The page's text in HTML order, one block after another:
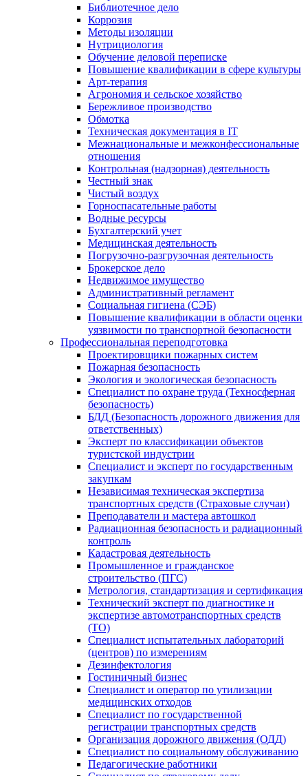
Библиотечное дело
Коррозия
Методы изоляции
Нутрициология
Обучение деловой переписке
Повышение квалификации в сфере культуры
Арт-терапия
Агрономия и сельское хозяйство
Бережливое производство
Обмотка
Техническая документация в IT
Межнациональные и межконфессиональные
отношения
Контрольная (надзорная) деятельность
Честный знак
Чистый воздух
Горноспасательные работы
Водные ресурсы
Бухгалтерский учет
Медицинская деятельность
Погрузочно-разгрузочная деятельность
Брокерское дело
Недвижимое имущество
Административный регламент
Социальная гигиена (СЭБ)
Повышение квалификации в области оценки
уязвимости по транспортной безопасности
Профессиональная переподготовка
Проектировщики пожарных систем
Пожарная безопасность
Экология и экологическая безопасность
Специалист по охране труда (Техносферная
безопасность)
БДД (Безопасность дорожного движения для
ответственных)
Эксперт по классификации объектов
туристской индустрии
Специалист и эксперт по государственным
закупкам
Независимая техническая экспертиза
транспортных средств (Страховые случаи)
Преподаватели и мастера автошкол
Радиационная безопасность и радиационный
контроль
Кадастровая деятельность
Промышленное и гражданское
строительство (ПГС)
Метрология, стандартизация и сертификация
Технический эксперт по диагностике и
экспертизе автомотранспортных средств
(ТО)
Специалист испытательных лабораторий
(центров) по измерениям
Дезинфектология
Гостиничный бизнес
Специалист и оператор по утилизации
медицинских отходов
Специалист по государственной
регистрации транспортных средств
Организация дорожного движения (ОДД)
Специалист по социальному обслуживанию
Педагогические работники